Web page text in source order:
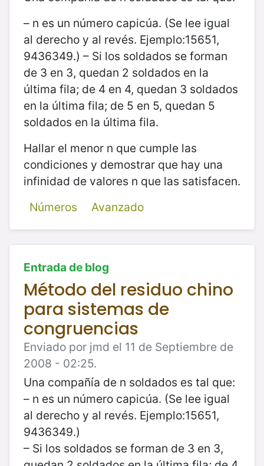
– n es un número capicúa. (Se lee igual
al derecho y al revés. Ejemplo:15651,
9436349.) – Si los soldados se forman
de 3 en 3, quedan 2 soldados en la
última fila; de 4 en 4, quedan 3 soldados
en la última fila; de 5 en 5, quedan 5
soldados en la última fila.
Hallar el menor n que cumple las
condiciones y demostrar que hay una
infinidad de valores n que las satisfacen.
Números
Avanzado
Entrada de blog
Método del residuo chino
para sistemas de
congruencias
Enviado por jmd el 11 de Septiembre de
2008 - 02:25.
Una compañía de n soldados es tal que:
– n es un número capicúa. (Se lee igual
al derecho y al revés. Ejemplo:15651,
9436349.)
– Si los soldados se forman de 3 en 3,